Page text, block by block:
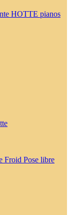
HOTTE pianos
Froid Pose libre